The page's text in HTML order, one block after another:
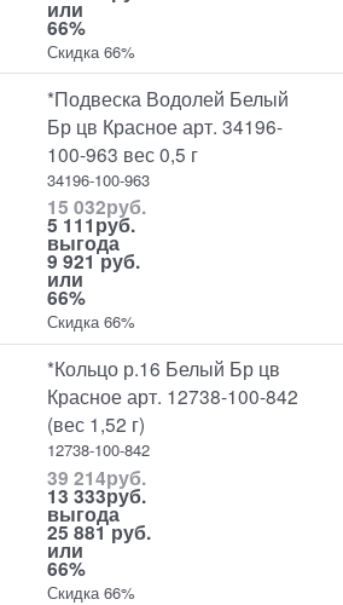
или
66%
Скидка 66%
*Подвеска Водолей Белый
Бр цв Красное арт. 34196-
100-963 вес 0,5 г
34196-100-963
15 032руб.
5 111руб.
выгода
9 921 руб.
или
66%
Скидка 66%
*Кольцо р.16 Белый Бр цв
Красное арт. 12738-100-842
(вес 1,52 г)
12738-100-842
39 214руб.
13 333руб.
выгода
25 881 руб.
или
66%
Скидка 66%